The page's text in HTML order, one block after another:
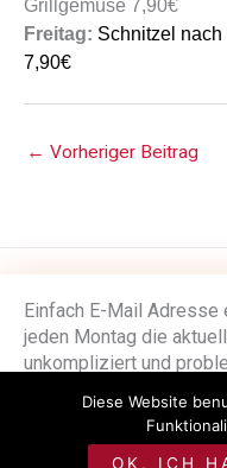
Grillgemüse 7,90€
Freitag: Schnitzel nach
7,90€
Einfach E-Mail Adresse
jeden Montag die
unkompliziert und
*
← Vorheriger Beitrag
©
Diese Website
OK, ICH